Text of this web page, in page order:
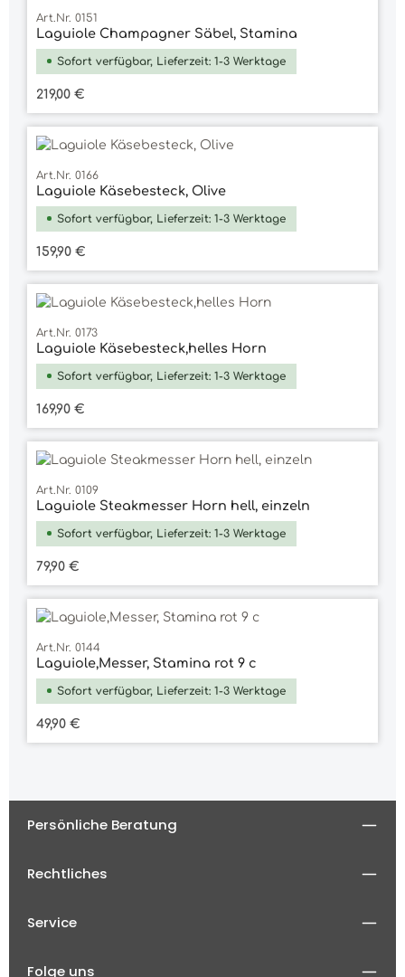
Art.Nr. 0151
Laguiole Champagner Säbel, Stamina
Sofort verfügbar, Lieferzeit: 1-3 Werktage
Regulärer Preis:
219,00 €
Art.Nr. 0166
Laguiole Käsebesteck, Olive
Sofort verfügbar, Lieferzeit: 1-3 Werktage
Regulärer Preis:
159,90 €
Art.Nr. 0173
Laguiole Käsebesteck,helles Horn
Sofort verfügbar, Lieferzeit: 1-3 Werktage
Regulärer Preis:
169,90 €
Art.Nr. 0109
Laguiole Steakmesser Horn hell, einzeln
Sofort verfügbar, Lieferzeit: 1-3 Werktage
Regulärer Preis:
79,90 €
Art.Nr. 0144
Laguiole,Messer, Stamina rot 9 c
Sofort verfügbar, Lieferzeit: 1-3 Werktage
Regulärer Preis:
49,90 €
Persönliche Beratung
Rechtliches
Service
Folge uns